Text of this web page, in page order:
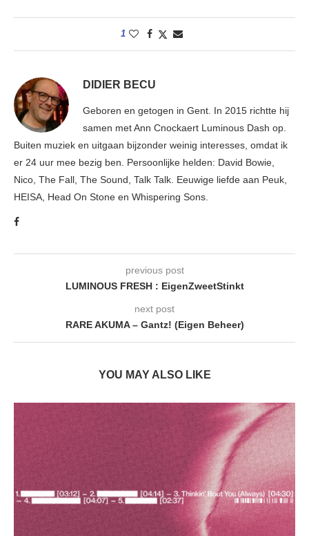
1
DIDIER BECU
Geboren en getogen in Gent. In 2015 richtte hij
samen met Ann Cnockaert Luminous Dash op.
Buiten muziek en uitgaan bijzonder weinig interesses, omdat ik
er 24 uur mee bezig ben. Persoonlijke helden: David Bowie,
Nico, The Fall, The Sound, Talk Talk. Eeuwige liefde aan Peuk,
HEISA, Head On Stone en Whispering Sons.
previous post
LUMINOUS FRESH : EigenZweetStinkt
next post
RARE AKUMA – Gantz! (Eigen Beheer)
YOU MAY ALSO LIKE